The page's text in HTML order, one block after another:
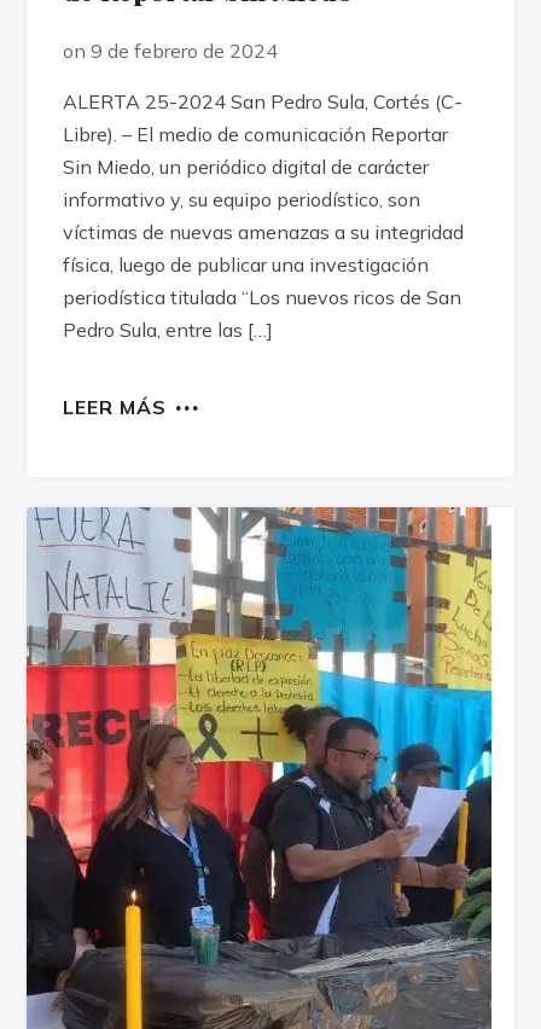
on 9 de febrero de 2024
ALERTA 25-2024 San Pedro Sula, Cortés (C-
Libre). – El medio de comunicación Reportar
Sin Miedo, un periódico digital de carácter
informativo y, su equipo periodístico, son
víctimas de nuevas amenazas a su integridad
física, luego de publicar una investigación
periodística titulada “Los nuevos ricos de San
Pedro Sula, entre las […]
LEER MÁS